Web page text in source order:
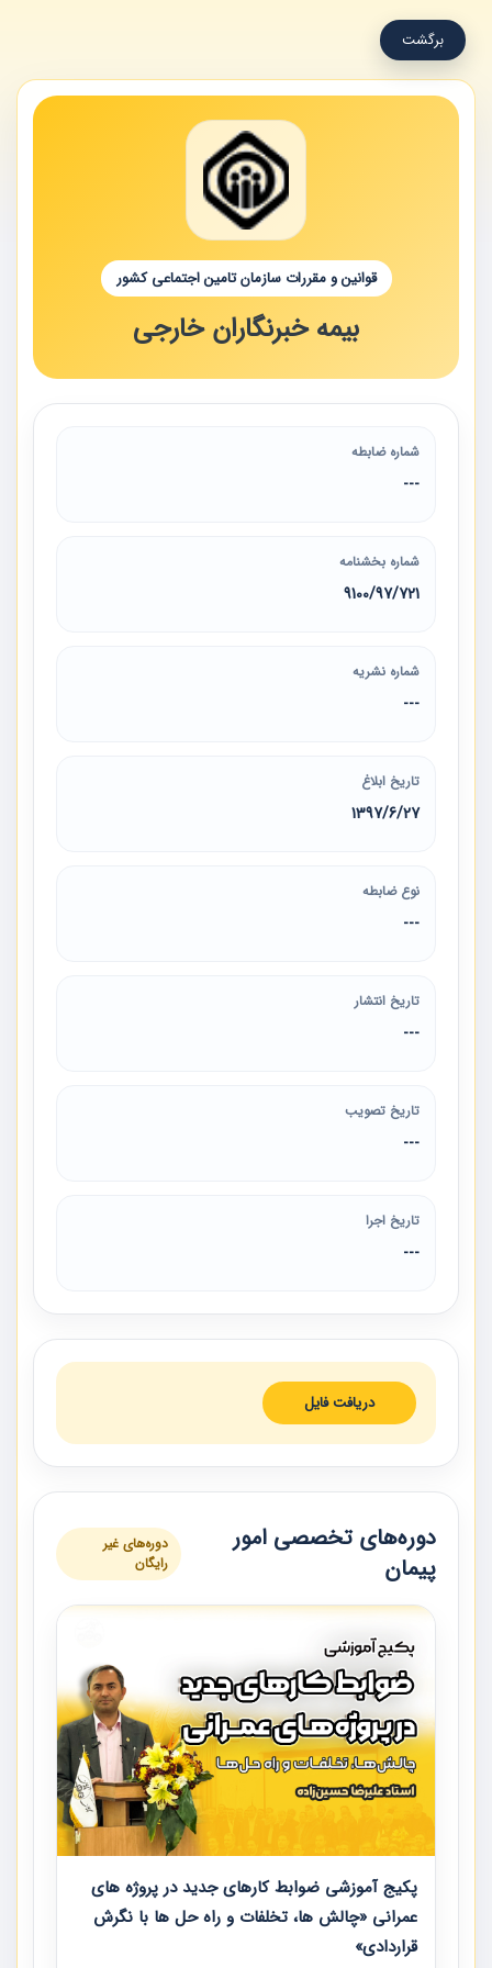
برگشت
قوانین و مقررات سازمان تامین اجتماعی کشور
بیمه خبرنگاران خارجی
شماره ضابطه
---
شماره بخشنامه
9100/97/721
شماره نشریه
---
تاریخ ابلاغ
1397/6/27
نوع ضابطه
---
تاریخ انتشار
---
تاریخ تصویب
---
تاریخ اجرا
---
دریافت فایل
دوره‌های تخصصی امور
پیمان
دوره‌های غیر
رایگان
پکیج آموزشی ضوابط کارهای جدید در پروژه های
عمرانی «چالش ها، تخلفات و راه حل ها با نگرش
قراردادی»